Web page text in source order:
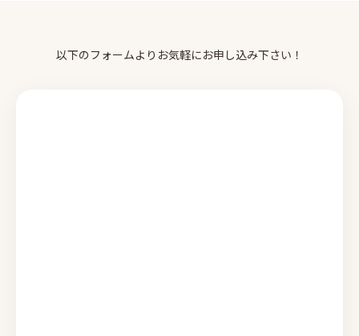
以下のフォームよりお気軽にお申し込み下さい！